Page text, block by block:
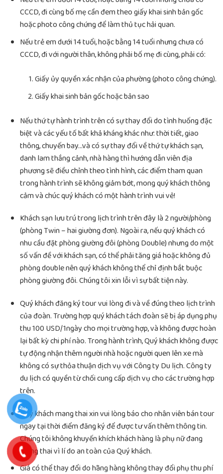
CCCD, đi cùng bố mẹ cần đem theo giấy khai sinh bản gốc
hoặc photo công chứng để làm thủ tục hải quan.
Nếu trẻ em dưới 14 tuổi, hoặc bằng 14 tuổi nhưng chưa có
CCCD, đi với người thân, không phải bố mẹ đi cùng, phải có:
Giấy ủy quyền xác nhận của phường (photo công chứng).
Giấy khai sinh bản gốc hoặc bản sao
Nếu thứ tự hành trình trên có sự thay đổi do tình huống đặc
biệt và các yếu tố bất khả kháng khác như: thời tiết, giao
thông, chuyến bay…và có sự thay đổi về thứ tự khách sạn,
danh lam thắng cảnh, nhà hàng thì hướng dẫn viên địa
phương sẽ điều chỉnh theo tình hình, các điểm tham quan
trong hành trình sẽ không giảm bớt, mong quý khách thông
cảm và chúc quý khách có một hành trình vui vẻ!
Khách sạn lưu trú trong lịch trình trên đây là 2 người/phòng
(phòng Twin – hai giường đơn). Ngoài ra, nếu quý khách có
nhu cầu đặt phòng giường đôi (phòng Double) nhưng do một
số vấn đề với khách sạn, có thể phải tăng giá hoặc không đủ
phòng double nên quý khách không thể chỉ định bắt buộc
phòng giường đôi. Chúng tôi xin lỗi vì sự bất tiện này.
Quý khách đăng ký tour vui lòng đi và về đúng theo lịch trình
của đoàn. Trường hợp quý khách tách đoàn sẽ bị áp dụng phụ
thu 100 USD/1ngày cho mọi trường hợp, và không được hoàn
lại bất kỳ chi phí nào. Trong hành trình, Quý khách không được
tự động nhận thêm người nhà hoặc người quen lên xe mà
không có sự thỏa thuận dịch vụ với Công ty Du lịch. Công ty
du lịch có quyền từ chối cung cấp dịch vụ cho các trường hợp
trên.
Quý khách mang thai xin vui lòng báo cho nhân viên bán tour
ngay tại thời điểm đăng ký để được tư vấn thêm thông tin.
Chúng tôi không khuyến khích khách hàng là phụ nữ đang
mang thai vì lí do an toàn của Quý khách.
Giá có thể thay đổi do hãng hàng không thay đổi phụ thu phí